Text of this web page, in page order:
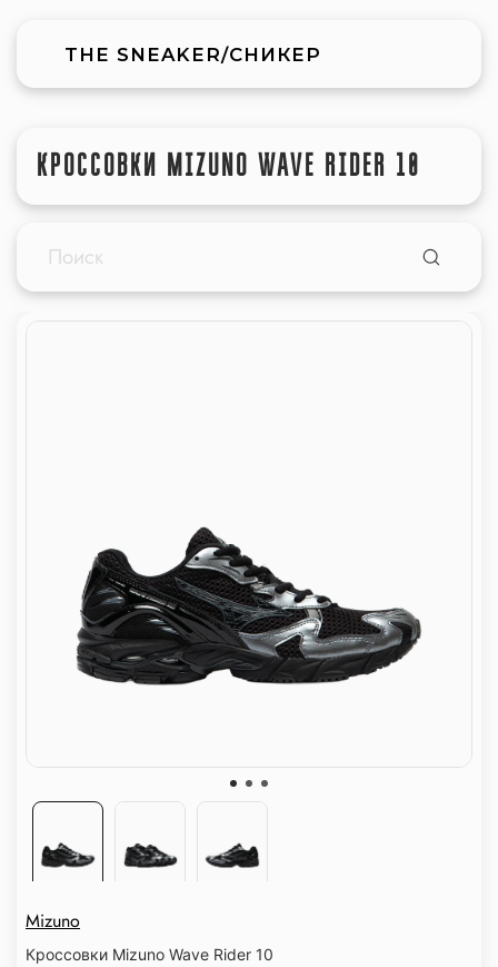
THE SNEAKER/СНИКЕР
КРОССОВКИ MIZUNO WAVE RIDER 10
Mizuno
Кроссовки Mizuno Wave Rider 10